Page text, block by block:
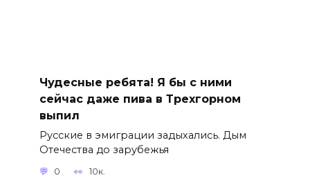
Чудесные ребята! Я бы с ними
сейчас даже пива в Трехгорном
выпил
Русские в эмиграции задыхались. Дым
Отечества до зарубежья
0 10к.